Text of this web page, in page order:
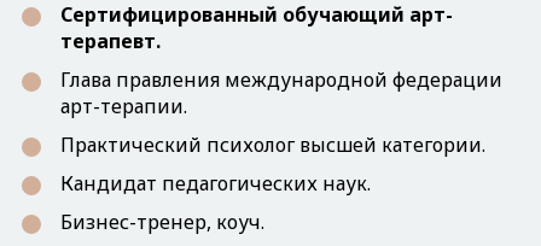
Сертифицированный обучающий арт-
терапевт.
Глава правления международной федерации
арт-терапии.
Практический психолог высшей категории.
Кандидат педагогических наук.
Бизнес-тренер, коуч.